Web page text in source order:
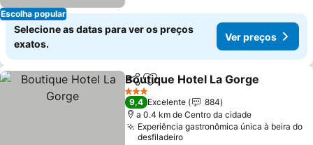
Escolha popular
Selecione as datas para ver os preços
exatos.
Ver preços
PartilharAdicionar aos favoritos
Boutique Hotel La Gorge
3 Estrelas
9,4 Excelente
884
a 0.4 km de Centro da cidade
Experiência gastronômica única à beira do
desfiladeiro